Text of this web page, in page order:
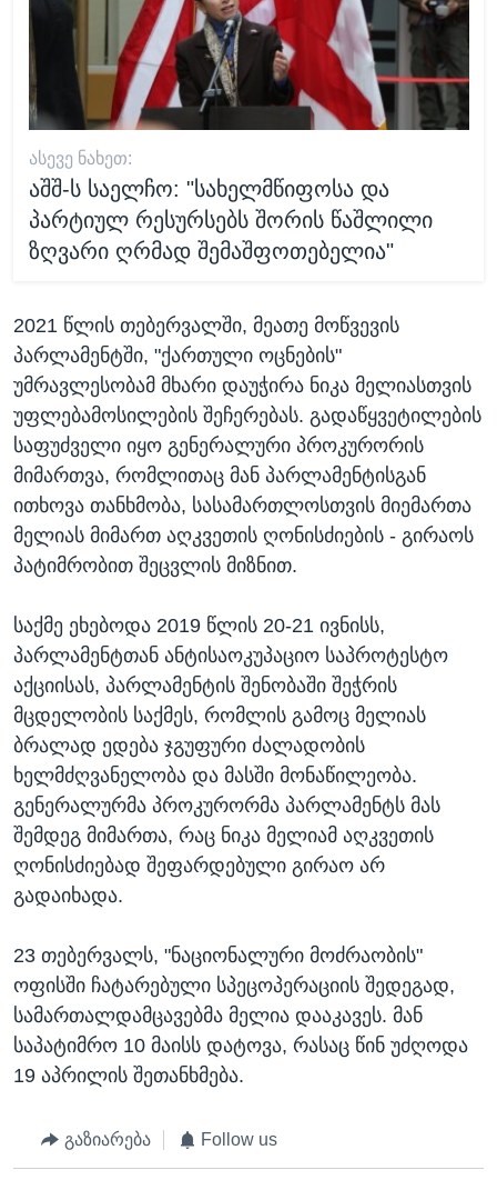
ᲐᲡᲔᲕᲔ ᲜᲐᲮᲔᲗ:
აშშ-ს საელჩო: "სახელმწიფოსა და
პარტიულ რესურსებს შორის წაშლილი
ზღვარი ღრმად შემაშფოთებელია"
2021 წლის თებერვალში, მეათე მოწვევის
პარლამენტში, "ქართული ოცნების"
უმრავლესობამ მხარი დაუჭირა ნიკა მელიასთვის
უფლებამოსილების შეჩერებას. გადაწყვეტილების
საფუძველი იყო გენერალური პროკურორის
მიმართვა, რომლითაც მან პარლამენტისგან
ითხოვა თანხმობა, სასამართლოსთვის მიემართა
მელიას მიმართ აღკვეთის ღონისძიების - გირაოს
პატიმრობით შეცვლის მიზნით.
საქმე ეხებოდა 2019 წლის 20-21 ივნისს,
პარლამენტთან ანტისაოკუპაციო საპროტესტო
აქციისას, პარლამენტის შენობაში შეჭრის
მცდელობის საქმეს, რომლის გამოც მელიას
ბრალად ედება ჯგუფური ძალადობის
ხელმძღვანელობა და მასში მონაწილეობა.
გენერალურმა პროკურორმა პარლამენტს მას
შემდეგ მიმართა, რაც ნიკა მელიამ აღკვეთის
ღონისძიებად შეფარდებული გირაო არ
გადაიხადა.
23 თებერვალს, "ნაციონალური მოძრაობის"
ოფისში ჩატარებული სპეცოპერაციის შედეგად,
სამართალდამცავებმა მელია დააკავეს. მან
საპატიმრო 10 მაისს დატოვა, რასაც წინ უძღოდა
19 აპრილის შეთანხმება.
გაზიარება Follow us